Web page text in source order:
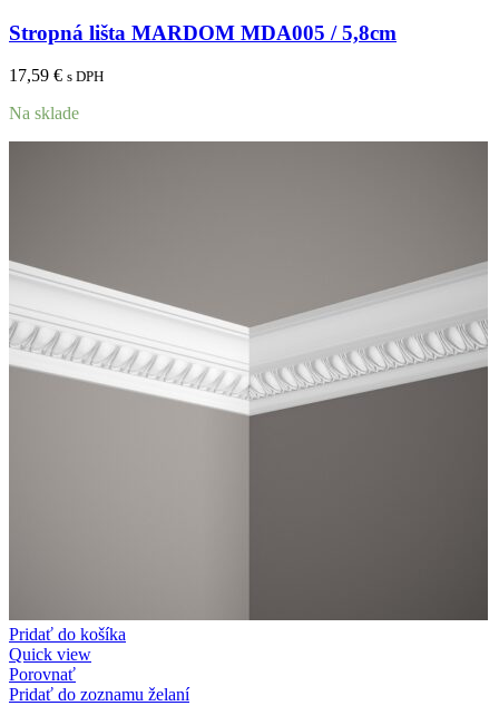
Stropná lišta MARDOM MDA005 / 5,8cm
17,59 € s DPH
Na sklade
Pridať do košíka
Quick view
Porovnať
Pridať do zoznamu želaní